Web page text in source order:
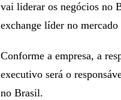
vai liderar os negócios no
exchange líder no
Conforme a empresa, a
executivo será o
no Brasil.